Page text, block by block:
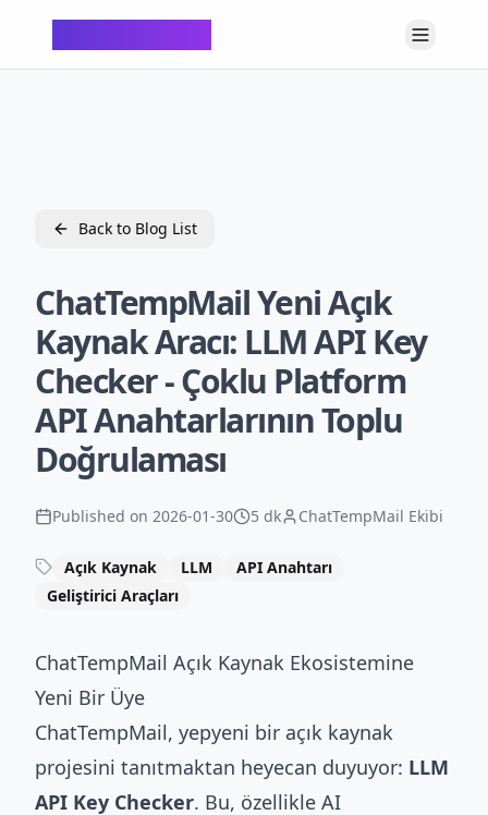
Back to Blog List
ChatTempMail Yeni Açık
Kaynak Aracı: LLM API Key
Checker - Çoklu Platform
API Anahtarlarının Toplu
Doğrulaması
Published on 2026-01-30 5 dk ChatTempMail Ekibi
Açık Kaynak LLM
API Anahtarı
Geliştirici Araçları
ChatTempMail Açık Kaynak Ekosistemine
Yeni Bir Üye
ChatTempMail, yepyeni bir açık kaynak
projesini tanıtmaktan heyecan duyuyor: LLM
API Key Checker. Bu, özellikle AI